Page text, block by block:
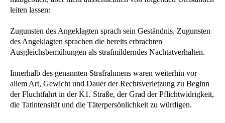
leiten lassen:
Zugunsten des Angeklagten sprach sein Geständnis. Zugunsten
des Angeklagten sprachen die bereits erbrachten
Ausgleichsbemühungen als strafmilderndes Nachtatverhalten.
Innerhalb des genannten Strafrahmens waren weiterhin vor
allem Art, Gewicht und Dauer der Rechtsverletzung zu Beginn
der Fluchtfahrt in der K1. Straße, der Grad der Pflichtwidrigkeit,
die Tatintensität und die Täterpersönlichkeit zu würdigen.